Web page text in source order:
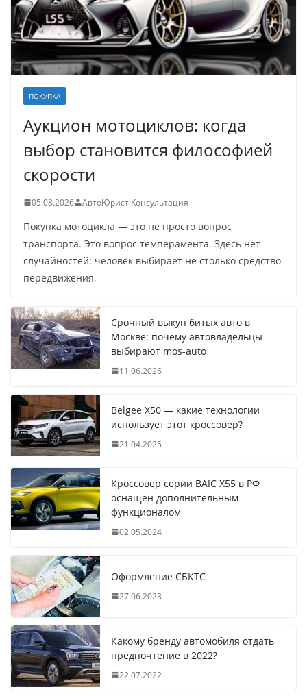
ПОКУПКА
Аукцион мотоциклов: когда
выбор становится философией
скорости
05.08.2026 АвтоЮрист Консультация
Покупка мотоцикла — это не просто вопрос
транспорта. Это вопрос темперамента. Здесь нет
случайностей: человек выбирает не столько средство
передвижения,
Срочный выкуп битых авто в
Москве: почему автовладельцы
выбирают mos-auto
11.06.2026
Belgee X50 — какие технологии
использует этот кроссовер?
21.04.2025
Кроссовер серии BAIC X55 в РФ
оснащен дополнительным
функционалом
02.05.2024
Оформление СБКТС
27.06.2023
Какому бренду автомобиля отдать
предпочтение в 2022?
22.07.2022